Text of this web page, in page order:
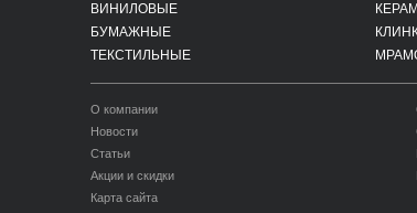
ВИНИЛОВЫЕ
БУМАЖНЫЕ
ТЕКСТИЛЬНЫЕ
О компании
Новости
Статьи
Акции и скидки
Карта сайта